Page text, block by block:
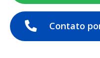
Contato